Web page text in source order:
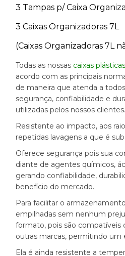
3 Tampas p/ Caixa
3 Caixas Organizadoras 7L
(Caixas Organizadoras 7L
Todas as nossas caixas plásticas
acordo com as principais
de maneira que atenda a
segurança, confiabilidade e
utilizadas pelos nossos clientes.
Resistente ao impacto, aos
repetidas lavagens a que é
Oferece segurança pois sua
diante de agentes químicos,
gerando confiabilidade,
benefício do mercado.
Para facilitar o
empilhadas sem nenhum
formato, pois são compatíveis
outras marcas, permitindo um
Ela é ainda resistente a